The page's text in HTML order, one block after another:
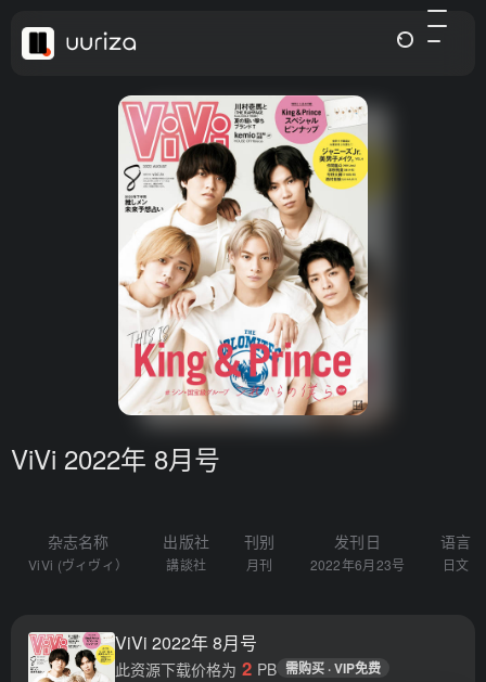
ViVi 2022年 8月号
杂志名称
ViVi (ヴィヴィ）
出版社
講談社
刊别
月刊
发刊日
2022年6月23号
语言
日文
ViVi 2022年 8月号
此资源下载价格为 2 PB 需购买 · VIP免费